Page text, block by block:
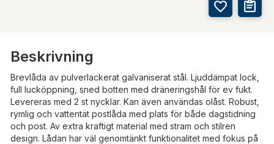
Beskrivning
Brevlåda av pulverlackerat galvaniserat stål. Ljuddämpat lock,
full lucköppning, sned botten med dräneringshål för ev fukt.
Levereras med 2 st nycklar. Kan även användas olåst. Robust,
rymlig och vattentät postlåda med plats för både dagstidning
och post. Av extra kraftigt material med stram och stilren
design. Lådan har väl genomtänkt funktionalitet med fokus på